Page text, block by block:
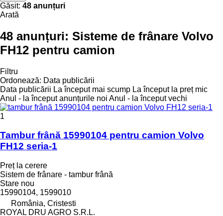
Găsit: 48 anunțuri
Arată
48 anunțuri: Sisteme de frânare Volvo
FH12 pentru camion
Filtru
Ordonează: Data publicării
Data publicării La început mai scump La început la preț mic
Anul - la început anunțurile noi Anul - la început vechi
1
Tambur frână 15990104 pentru camion Volvo
FH12 seria-1
Preț la cerere
Sistem de frânare - tambur frână
Stare nou
15990104, 1599010
România, Cristesti
ROYAL DRU AGRO S.R.L.